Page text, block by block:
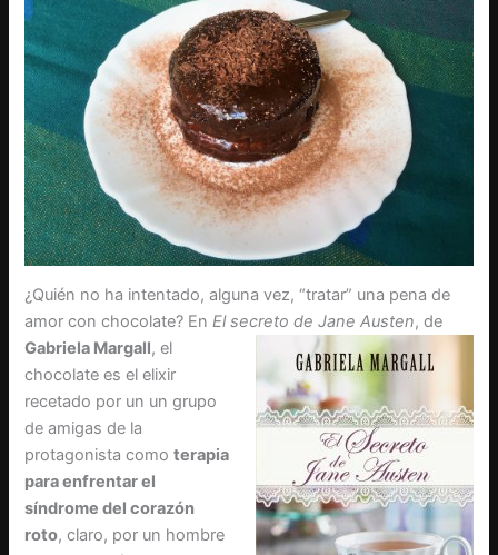
¿Quién no ha intentado, alguna vez, “tratar” una pena de
amor con chocolate? EnEl secreto de Jane Austen, de
Gabriela Margall, el
chocolate es el elixir
recetado por un un grupo
de amigas de la
protagonista comoterapia
para enfrentar el
síndrome del corazón
roto, claro, por un hombre